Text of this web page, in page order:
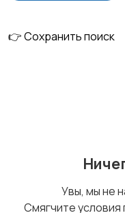
творчества
👉 Сохранить поиск
Увы, мы не
Смягчите условия